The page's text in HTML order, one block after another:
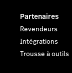
Partenaires
Revendeurs
Intégrations
Trousse à outils